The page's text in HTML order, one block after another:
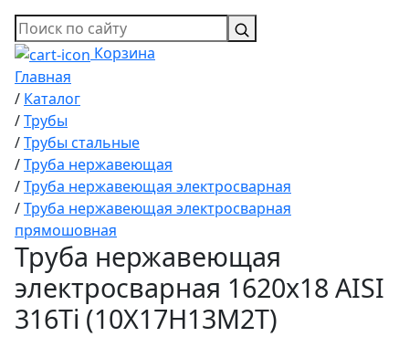
Корзина
Главная
/ Каталог
/Трубы
/Трубы стальные
/Труба нержавеющая
/Труба нержавеющая электросварная
/Труба нержавеющая электросварная
прямошовная
Труба нержавеющая
электросварная 1620х18 AISI
316Ti (10Х17Н13М2Т)